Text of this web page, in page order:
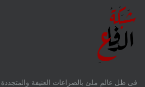
فى ظل عالم ملئ بالصراعات العنيفة والمتجددة